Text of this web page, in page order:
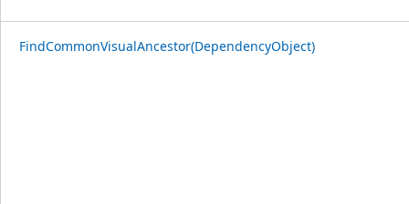
FindCommonVisualAncestor(DependencyObject)